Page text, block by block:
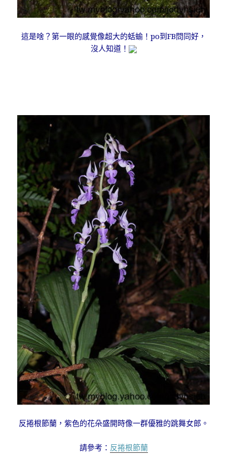
這是啥？第一眼的感覺像超大的蛞蝓！po到FB問同好，
沒人知道！
反捲根節蘭，紫色的花朵盛開時像一群優雅的跳舞女郎。
請參考： 反捲根節蘭